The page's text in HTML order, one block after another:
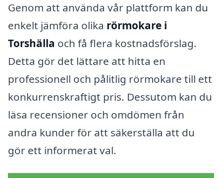
Genom att använda vår plattform kan du
enkelt jämföra olika rörmokare i
Torshälla och få flera kostnadsförslag.
Detta gör det lättare att hitta en
professionell och pålitlig rörmokare till ett
konkurrenskraftigt pris. Dessutom kan du
läsa recensioner och omdömen från
andra kunder för att säkerställa att du
gör ett informerat val.